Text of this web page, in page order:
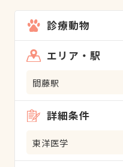
診療動物
エリア・駅
間藤駅
詳細条件
東洋医学